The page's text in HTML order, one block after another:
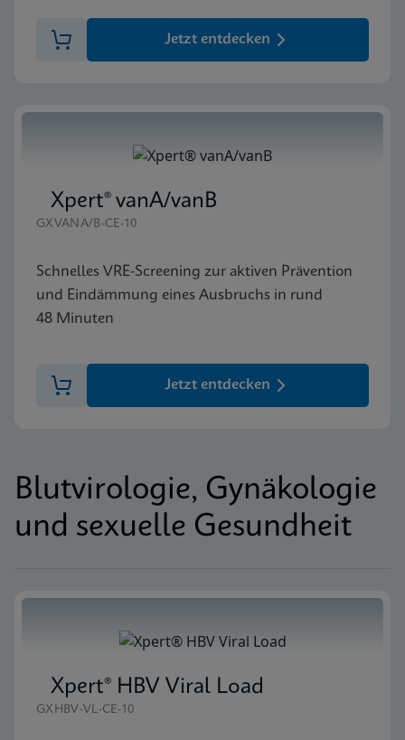
Jetzt entdecken
Xpert® vanA/vanB
GXVANA/B-CE-10
Schnelles VRE-Screening zur aktiven Prävention
und Eindämmung eines Ausbruchs in rund
48 Minuten
Jetzt entdecken
Blutvirologie, Gynäkologie
und sexuelle Gesundheit
Xpert® HBV Viral Load
GXHBV-VL-CE-10